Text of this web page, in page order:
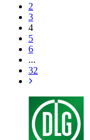
2
3
4
5
6
...
32